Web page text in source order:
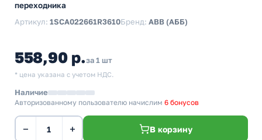
переходника
Артикул: 1SCA022661R3610Бренд: ABB (АББ)
558,90 р.за 1 шт
* цена указана с учетом НДС.
Наличие
Авторизованному пользователю начислим 6 бонусов
− + В корзину